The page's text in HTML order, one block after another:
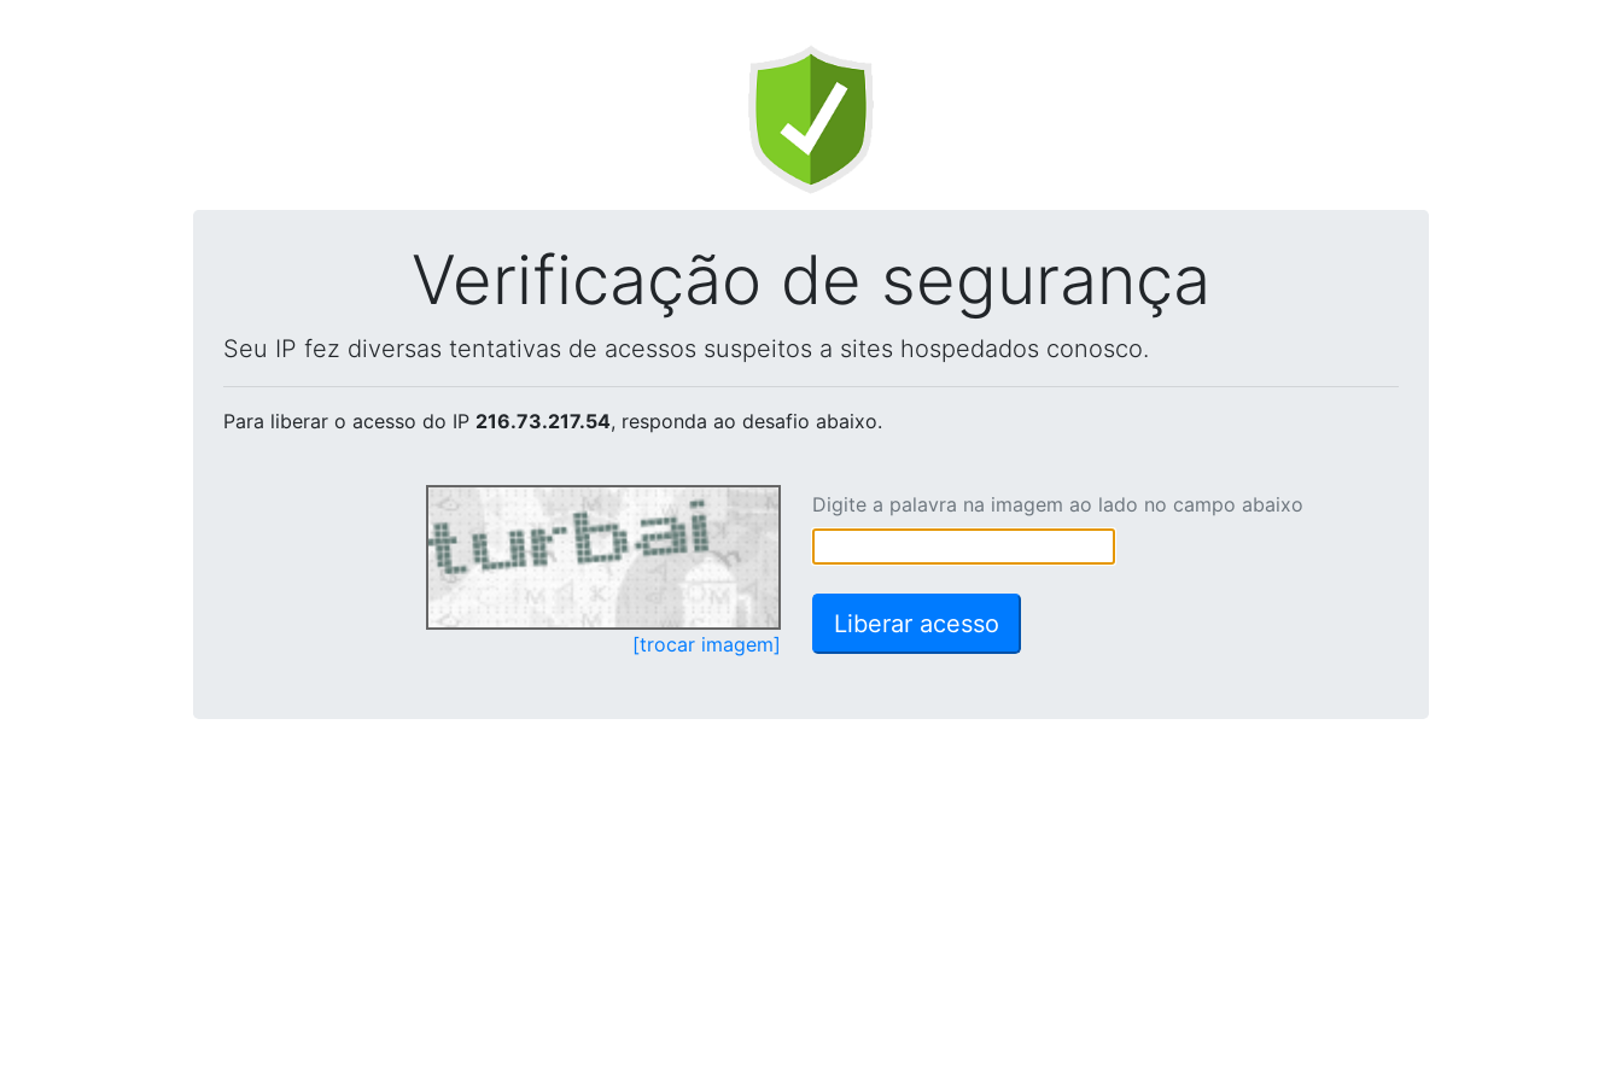
Verificação de segurança
Seu IP fez diversas tentativas de acessos suspeitos a sites hospedados conosco.
Para liberar o acesso do IP 216.73.217.54, responda ao desafio abaixo.
[trocar imagem]
Digite a palavra na imagem ao lado no campo abaixo